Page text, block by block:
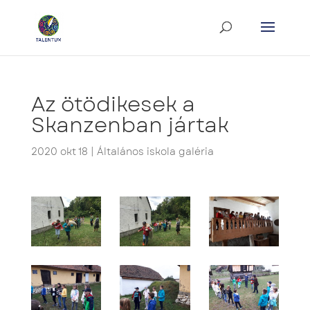
Az ötödikesek a
Skanzenban jártak
2020 okt 18 Általános iskola galéria